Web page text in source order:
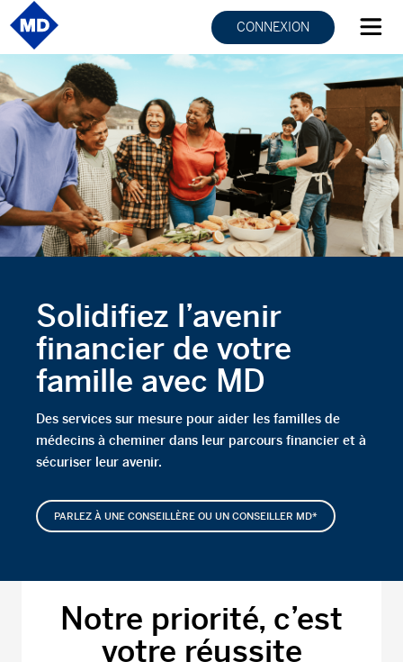
CONNEXION
Solidifiez l’avenir
financier de votre
famille avec MD
Des services sur mesure pour aider les familles de
médecins à cheminer dans leur parcours financier et à
sécuriser leur avenir.
PARLEZ À UNE CONSEILLÈRE OU UN CONSEILLER MD*
Notre priorité, c’est
votre réussite